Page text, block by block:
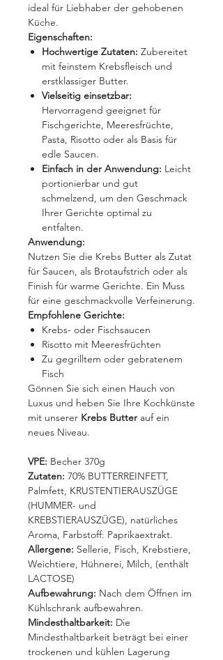
ideal für Liebhaber der gehobenen
Küche.
Eigenschaften:
Hochwertige Zutaten: Zubereitet
mit feinstem Krebsfleisch und
erstklassiger Butter.
Vielseitig einsetzbar:
Hervorragend geeignet für
Fischgerichte, Meeresfrüchte,
Pasta, Risotto oder als Basis für
edle Saucen.
Einfach in der Anwendung: Leicht
portionierbar und gut
schmelzend, um den Geschmack
Ihrer Gerichte optimal zu
entfalten.
Anwendung:
Nutzen Sie die Krebs Butter als Zutat
für Saucen, als Brotaufstrich oder als
Finish für warme Gerichte. Ein Muss
für eine geschmackvolle Verfeinerung.
Empfohlene Gerichte:
Krebs- oder Fischsaucen
Risotto mit Meeresfrüchten
Zu gegrilltem oder gebratenem
Fisch
Gönnen Sie sich einen Hauch von
Luxus und heben Sie Ihre Kochkünste
mit unserer Krebs Butter auf ein
neues Niveau.
VPE: Becher 370g
Zutaten: 70% BUTTERREINFETT,
Palmfett, KRUSTENTIERAUSZÜGE
(HUMMER- und
KREBSTIERAUSZÜGE), natürliches
Aroma, Farbstoff: Paprikaextrakt.
Allergene: Sellerie, Fisch, Krebstiere,
Weichtiere, Hühnerei, Milch, (enthält
LACTOSE)
Aufbewahrung: Nach dem Öffnen im
Kühlschrank aufbewahren.
Mindesthaltbarkeit: Die
Mindesthaltbarkeit beträgt bei einer
trockenen und kühlen Lagerung